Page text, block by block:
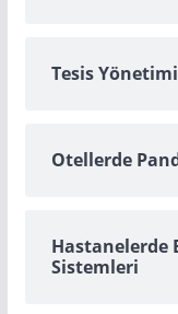
Tesis
Otellerde
Hastanelerde
Sistemleri